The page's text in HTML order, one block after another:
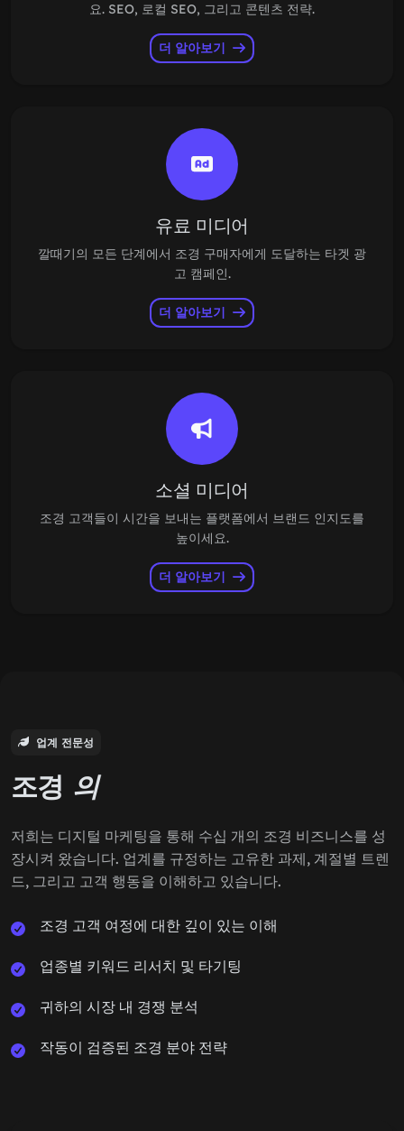
요. SEO, 로컬 SEO, 그리고 콘텐츠 전략.
더 알아보기
유료 미디어
깔때기의 모든 단계에서 조경 구매자에게 도달하는 타겟 광
고 캠페인.
더 알아보기
소셜 미디어
조경 고객들이 시간을 보내는 플랫폼에서 브랜드 인지도를
높이세요.
더 알아보기
업계 전문성
조경 의
저희는 디지털 마케팅을 통해 수십 개의 조경 비즈니스를 성
장시켜 왔습니다. 업계를 규정하는 고유한 과제, 계절별 트렌
드, 그리고 고객 행동을 이해하고 있습니다.
조경 고객 여정에 대한 깊이 있는 이해
업종별 키워드 리서치 및 타기팅
귀하의 시장 내 경쟁 분석
작동이 검증된 조경 분야 전략